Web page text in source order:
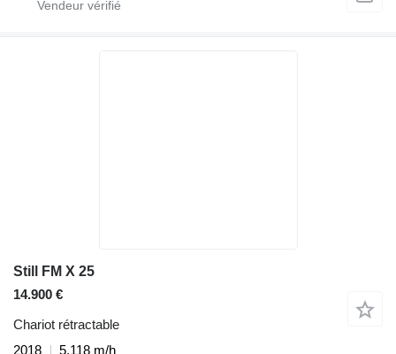
Still FM X 25
14.900 €
Chariot rétractable
2018
5.118 m/h